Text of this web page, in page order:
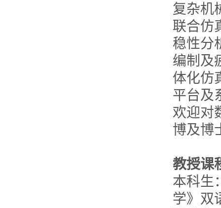
复杂机
联合仿
稳性分
编制及
体化仿
平台及
欢迎对
博及博
教授课
本科生
学》双